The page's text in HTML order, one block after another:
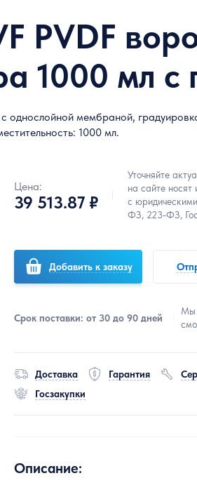
PVDF
1000 мл
однослойной мембраной,
1000 мл.
Цена:
39 513.87 ₽
Уточняйте
на сайте
с
ФЗ, 223-ФЗ,
Добавить к заказу
Срок поставки: от 30 до 90 дней
Мы
Доставка Гарантия
Госзакупки
Описание: